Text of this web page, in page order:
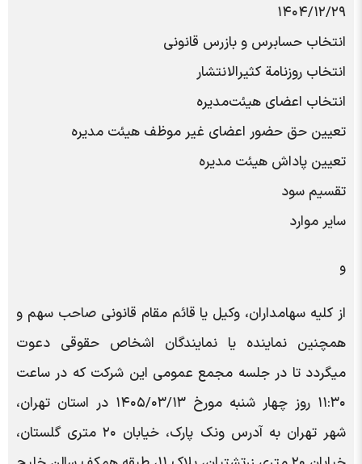
۱۴۰۴/۱۲/۲۹
انتخاب حسابرس و بازرس قانونی
انتخاب روزنامة کثیر‌الانتشار
انتخاب اعضای هیئت‌مدیره
تعیین حق حضور اعضای غیر موظف هیئت مدیره
تعیین پاداش هیئت مدیره
تقسیم سود
سایر موارد
و
از کلیه سهامداران، وکیل یا قائم مقام قانونی صاحب سهم و
همچنین نماینده یا نمایندگان اشخاص حقوقی دعوت
میگردد تا در جلسه مجمع عمومی این شرکت که در ساعت
۱۱:۳۰ روز چهار شنبه مورخ ۱۴۰۵/۰۳/۱۳ در استان تهران،
شهر تهران به آدرس ونک پارک، خیابان ۲۰ متری گلستان،